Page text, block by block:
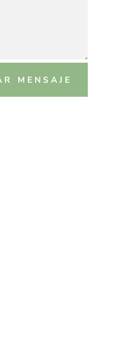
MENSAJE